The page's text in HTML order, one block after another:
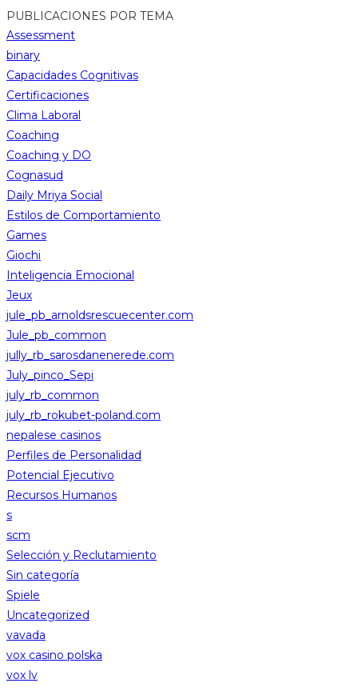
PUBLICACIONES POR TEMA
Assessment
binary
Capacidades Cognitivas
Certificaciones
Clima Laboral
Coaching
Coaching y DO
Cognasud
Daily Mriya Social
Estilos de Comportamiento
Games
Giochi
Inteligencia Emocional
Jeux
jule_pb_arnoldsrescuecenter.com
Jule_pb_common
jully_rb_sarosdanenerede.com
July_pinco_Sepi
july_rb_common
july_rb_rokubet-poland.com
nepalese casinos
Perfiles de Personalidad
Potencial Ejecutivo
Recursos Humanos
s
scm
Selección y Reclutamiento
Sin categoría
Spiele
Uncategorized
vavada
vox casino polska
vox lv